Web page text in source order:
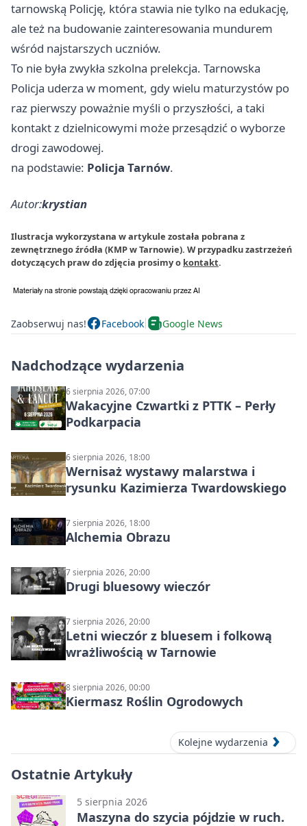
tarnowską Policję, która stawia nie tylko na edukację,
ale też na budowanie zainteresowania mundurem
wśród najstarszych uczniów.
To nie była zwykła szkolna prelekcja. Tarnowska
Policja uderza w moment, gdy wielu maturzystów po
raz pierwszy poważnie myśli o przyszłości, a taki
kontakt z dzielnicowymi może przesądzić o wyborze
drogi zawodowej.
na podstawie: Policja Tarnów.
Autor:krystian
Ilustracja wykorzystana w artykule została pobrana z
zewnętrznego źródła (KMP w Tarnowie). W przypadku zastrzeżeń
dotyczących praw do zdjęcia prosimy o kontakt.
Zaobserwuj nas! Facebook Google News
Nadchodzące wydarzenia
6 sierpnia 2026, 07:00
Wakacyjne Czwartki z PTTK – Perły
Podkarpacia
6 sierpnia 2026, 18:00
Wernisaż wystawy malarstwa i
rysunku Kazimierza Twardowskiego
7 sierpnia 2026, 18:00
Alchemia Obrazu
7 sierpnia 2026, 20:00
Drugi bluesowy wieczór
7 sierpnia 2026, 20:00
Letni wieczór z bluesem i folkową
wrażliwością w Tarnowie
8 sierpnia 2026, 00:00
Kiermasz Roślin Ogrodowych
Kolejne wydarzenia
Ostatnie Artykuły
5 sierpnia 2026
Maszyna do szycia pójdzie w ruch.